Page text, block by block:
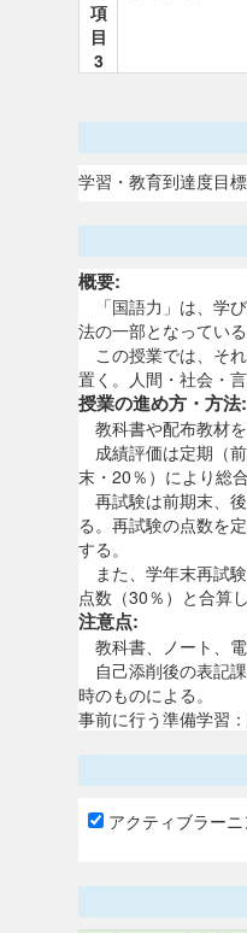
項
目
3
学習・教育到達度目
概要:
「国語力」は、学
法の一部となっている
この授業では、そ
置く。人間・社会・
授業の進め方・方法:
教科書や配布教材
成績評価は定期（
末・20％）により総
再試験は前期末、
る。再試験の点数を
する。
また、学年末再試
点数（30％）と合算
注意点:
教科書、ノート、
自己添削後の表記
時のものによる。
事前に行う準備学習
アクティブラー